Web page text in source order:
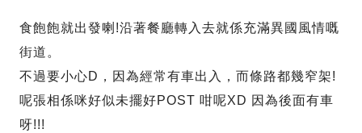
食飽飽就出發喇!沿著餐廳轉入去就係充滿異國風情嘅
街道。
不過要小心D，因為經常有車出入，而條路都幾窄架!
呢張相係咪好似未擺好POST 咁呢XD 因為後面有車
呀!!!